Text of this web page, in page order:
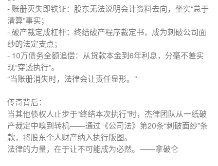
- 账册灭失即铁证：股东无法说明会计资料去向，坐实“怠于
清算”事实；
- 破产裁定成杠杆：终结破产程序裁定书，成为刺破公司面
纱的法定支点；
- 10万债务全额追偿：从货款本金到6年利息，分毫不差实
现“穿透执行”。
“当账册消失时，法律会让责任显形。”
传奇背后：
当其他债权人止步于“终结本次执行”时，杰律团队从一纸破
产裁定中嗅到转机——通过《公司法》第20条“刺破面纱”条
款，将股东个人财产纳入执行版图。
法律的力量，在于让不可能成为必然。——拿破仑